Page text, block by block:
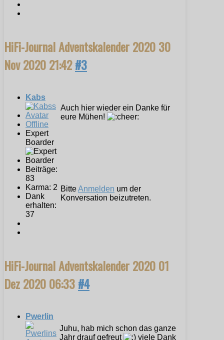
HiFi-Journal Adventskalender 202030
Nov 2020 21:42#3
Kabs
Offline
Expert
Boarder
Beiträge:
83
Karma: 2
Dank
erhalten:
37
Auch hier wieder ein Danke für
eure Mühen!
BitteAnmelden um der
Konversation beizutreten.
HiFi-Journal Adventskalender 202001
Dez 2020 06:33#4
Pwerlin
Juhu, hab mich schon das ganze
Jahr drauf gefreut
viele Dank